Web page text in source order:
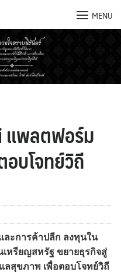
MENU
แพลตฟอร์ม
บโจทย์วิถี
ละการค้าปลีก ลงทุนใน
หรียญสหรัฐ ขยายธุรกิจสู่
ลสุขภาพ เพื่อตอบโจทย์วิถี